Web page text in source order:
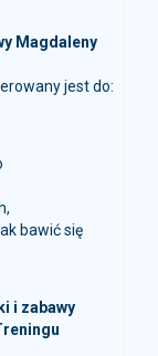
Magdaleny
jest do:
bawić się